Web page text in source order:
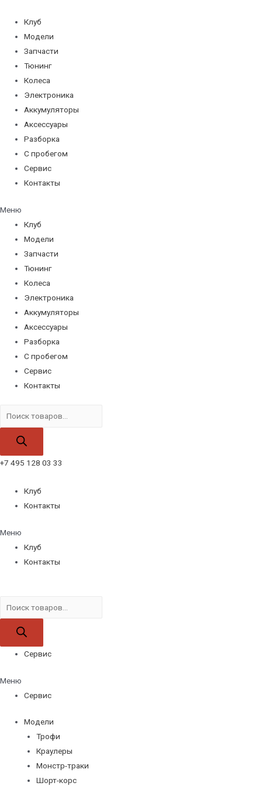
содержимому
Клуб
Модели
Запчасти
Тюнинг
Колеса
Электроника
Аккумуляторы
Аксессуары
Разборка
С пробегом
Сервис
Контакты
Меню
Клуб
Модели
Запчасти
Тюнинг
Колеса
Электроника
Аккумуляторы
Аксессуары
Разборка
С пробегом
Сервис
Контакты
товаров
+7 495 128 03 33
Клуб
Контакты
Меню
Клуб
Контакты
товаров
Сервис
Меню
Сервис
Модели
Трофи
Краулеры
Монстр-траки
Шорт-корс